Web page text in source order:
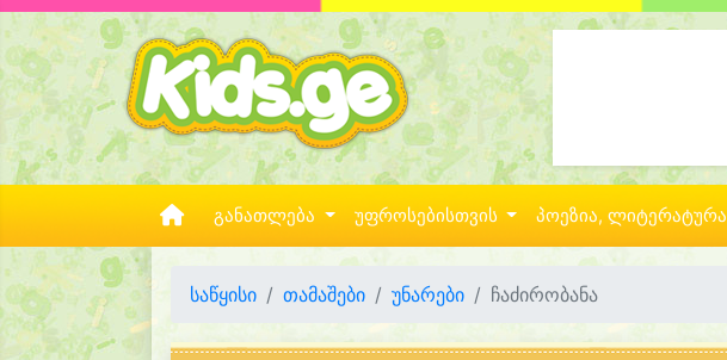
განათლება უფროსებისთვის პოეზია, ლიტერატურა
საწყისი თამაშები უნარები ჩაძირობანა